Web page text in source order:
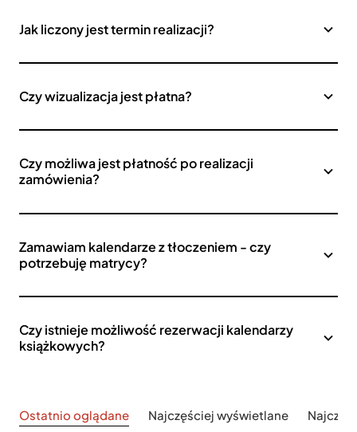
Jak liczony jest termin realizacji?
Czy wizualizacja jest płatna?
Czy możliwa jest płatność po realizacji
zamówienia?
Zamawiam kalendarze z tłoczeniem - czy
potrzebuję matrycy?
Czy istnieje możliwość rezerwacji kalendarzy
książkowych?
Ostatnio oglądane Najczęściej wyświetlane